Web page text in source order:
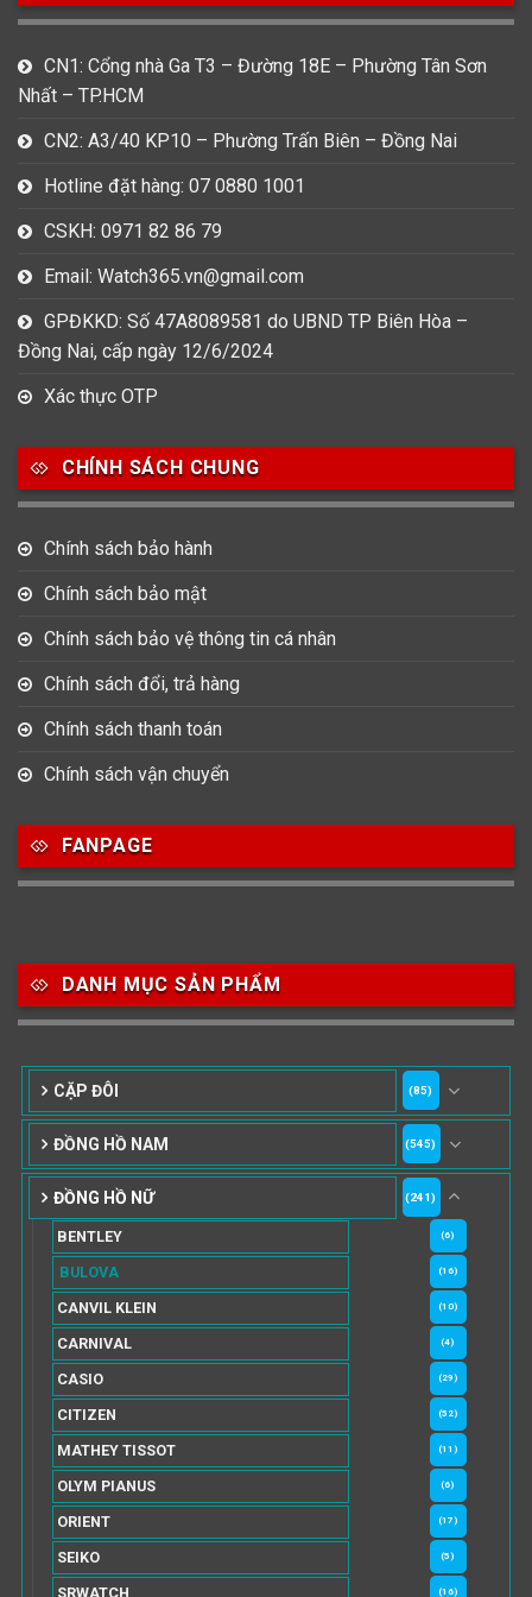
CN1: Cổng nhà Ga T3 – Đường 18E – Phường Tân Sơn
Nhất – TP.HCM
CN2: A3/40 KP10 – Phường Trấn Biên – Đồng Nai
Hotline đặt hàng: 07 0880 1001
CSKH: 0971 82 86 79
Email: Watch365.vn@gmail.com
GPĐKKD: Số 47A8089581 do UBND TP Biên Hòa –
Đồng Nai, cấp ngày 12/6/2024
Xác thực OTP
CHÍNH SÁCH CHUNG
Chính sách bảo hành
Chính sách bảo mật
Chính sách bảo vệ thông tin cá nhân
Chính sách đổi, trả hàng
Chính sách thanh toán
Chính sách vận chuyển
FANPAGE
DANH MỤC SẢN PHẨM
CẶP ĐÔI (85)
ĐỒNG HỒ NAM (545)
ĐỒNG HỒ NỮ (241)
BENTLEY (6)
BULOVA (16)
CANVIL KLEIN (10)
CARNIVAL (4)
CASIO (29)
CITIZEN (52)
MATHEY TISSOT (11)
OLYM PIANUS (6)
ORIENT (17)
SEIKO (5)
SRWATCH (16)